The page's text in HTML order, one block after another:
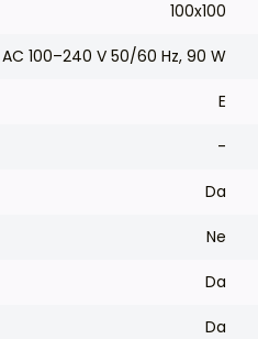
100x100
AC 100–240 V 50/60 Hz, 90 W
E
-
Da
Ne
Da
Da